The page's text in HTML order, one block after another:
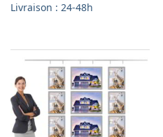
Livraison : 24-48h